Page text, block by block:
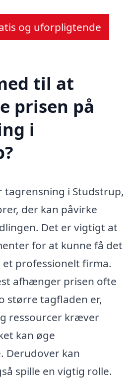
og uforpligtende
til at
prisen på
i
tagrensning i Studstrup,
der kan påvirke
Det er vigtigt at
for at kunne få det
professionelt firma.
afhænger prisen ofte
større tagfladen er,
ressourcer kræver
kan øge
Derudover kan
spille en vigtig rolle.